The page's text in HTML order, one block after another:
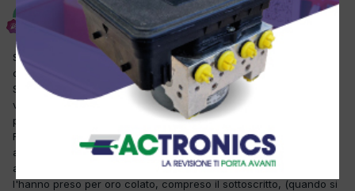
ceccolino
Inviato 13 Aprile 2012
Scusate la mia domanda, ma visto la mia ignoranza chiedo lumi a
chi è più esperto, pensando possa essere utile anche ad altri.
Sappiamo che alcune candelette recenti sono pilotate con un
voltaggio inferiore a 12V. Mi son sempre chiesto come è possibile
pilotarle a 5 volt, anche se sulla candeletta è scritto 11volt.
Formatori di diversi corsi mi hanno spiegato che vengono
alimentate in dutycycle, per cui una tensione iniziale di 12volt può
arrivare alle candelette a 5volt. premetto che tutti i partecipanti
l'hanno preso per oro colato, compreso il sottoscritto, (quando si